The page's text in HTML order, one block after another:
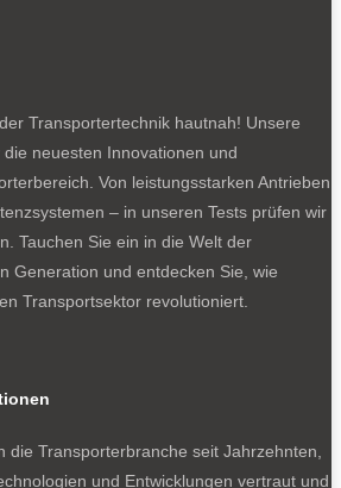
Buzz Cargo
Kipper und Koffer
mit dem VW ID.Buzz Cargo.
Transportertechnik hautnah! Unsere
neuesten Innovationen und
Von leistungsstarken Antrieben
– in unseren Tests prüfen wir
Tauchen Sie ein in die Welt der
Generation und entdecken Sie, wie
Transportsektor revolutioniert.
die Transporterbranche seit Jahrzehnten,
und Entwicklungen vertraut und